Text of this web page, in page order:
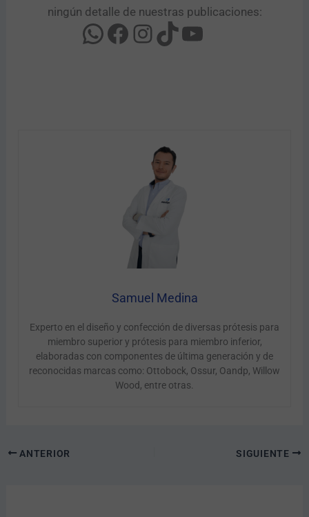
ningún detalle de nuestras publicaciones:
Samuel Medina
Experto en el diseño y confección de diversas prótesis para
miembro superior y prótesis para miembro inferior,
elaboradas con componentes de última generación y de
reconocidas marcas como: Ottobock, Ossur, Oandp, Willow
Wood, entre otras.
ANTERIOR SIGUIENTE